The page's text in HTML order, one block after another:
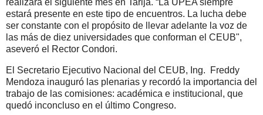
realizará el siguiente mes en Tarija. “La UPEA siempre
estará presente en este tipo de encuentros. La lucha debe
ser constante con el propósito de llevar adelante la voz de
las más de diez universidades que conforman el CEUB",
aseveró el Rector Condori.
El Secretario Ejecutivo Nacional del CEUB, Ing. Freddy
Mendoza inauguró las plenarias y recordó la importancia del
trabajo de las comisiones: académica e institucional, que
quedó inconcluso en el último Congreso.